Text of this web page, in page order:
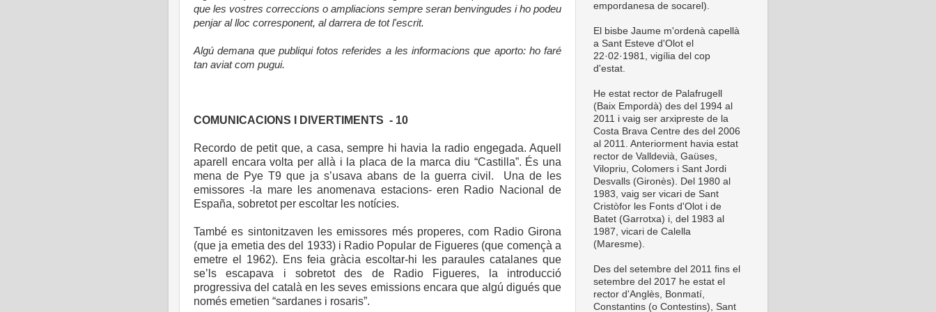
que les vostres correccions o ampliacions sempre seran benvingudes i ho podeu
penjar al lloc corresponent, al darrera de tot l'escrit.
Algú demana que publiqui fotos referides a les informacions que aporto: ho faré
tan aviat com pugui.
COMUNICACIONS I DIVERTIMENTS - 10
Recordo de petit que, a casa, sempre hi havia la radio engegada. Aquell
aparell encara volta per allà i la placa de la marca diu “Castilla”. És una
mena de Pye T9 que ja s’usava abans de la guerra civil. Una de les
emissores -la mare les anomenava estacions- eren Radio Nacional de
España, sobretot per escoltar les notícies.
També es sintonitzaven les emissores més properes, com Radio Girona
(que ja emetia des del 1933) i Radio Popular de Figueres (que començà a
emetre el 1962). Ens feia gràcia escoltar-hi les paraules catalanes que
se’ls escapava i sobretot des de Radio Figueres, la introducció
progressiva del català en les seves emissions encara que algú digués que
només emetien “sardanes i rosaris”.
empordanesa de socarel).
El bisbe Jaume m'ordenà capellà
a Sant Esteve d'Olot el
22·02·1981, vigília del cop
d'estat.
He estat rector de Palafrugell
(Baix Empordà) des del 1994 al
2011 i vaig ser arxipreste de la
Costa Brava Centre des del 2006
al 2011. Anteriorment havia estat
rector de Valldevià, Gaüses,
Vilopriu, Colomers i Sant Jordi
Desvalls (Gironès). Del 1980 al
1983, vaig ser vicari de Sant
Cristòfor les Fonts d'Olot i de
Batet (Garrotxa) i, del 1983 al
1987, vicari de Calella
(Maresme).
Des del setembre del 2011 fins el
setembre del 2017 he estat el
rector d'Anglès, Bonmatí,
Constantins (o Contestins), Sant